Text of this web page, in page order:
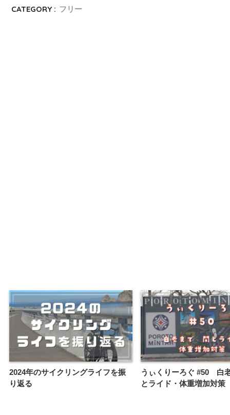
CATEGORY : フリー
2024年のサイクリングライフを振
り返る
うぃくりーろぐ #50 白
とライド・体重増加対策